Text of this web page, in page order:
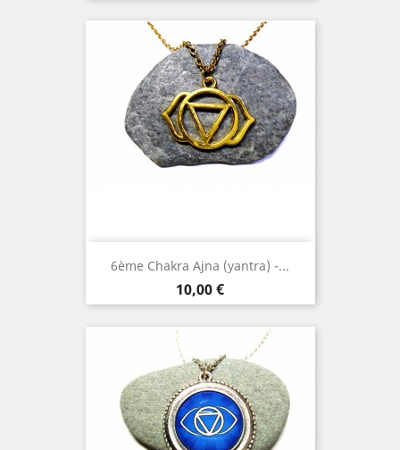
6ème Chakra Ajna (yantra) -...
Prix
10,00 €